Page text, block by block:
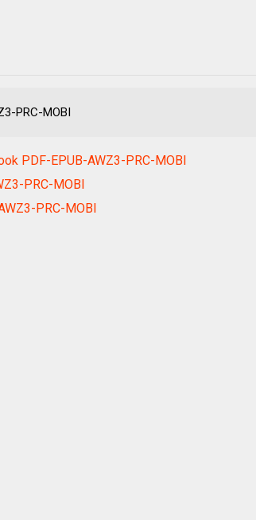
PRC-MOBI
PDF-EPUB-AWZ3-PRC-MOBI
PRC-MOBI
PRC-MOBI